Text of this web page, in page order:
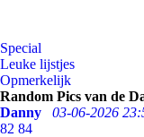
Special
Leuke lijstjes
Opmerkelijk
Random Pics van de
Danny
03-06-2026
82 84